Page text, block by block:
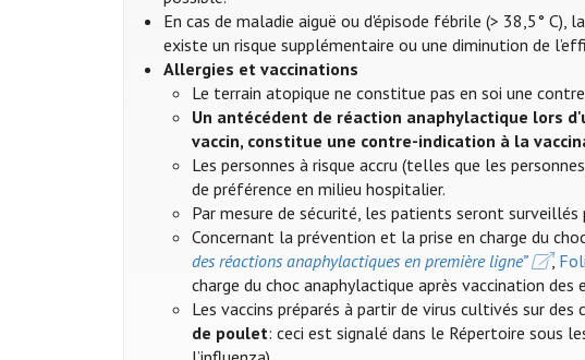
En cas de maladie aiguë ou d'épisode fébrile (> 38,5°
existe un risque supplémentaire ou une diminution de
Allergies et vaccinations
Le terrain atopique ne constitue pas en soi une
Un antécédent de réaction anaphylactique lors
vaccin, constitue une contre-indication à la
Les personnes à risque accru (telles que les
de préférence en milieu hospitalier.
Par mesure de sécurité, les patients seront
Concernant la prévention et la prise en charge du
des réactions anaphylactiques en première ligne”
,
charge du choc anaphylactique après vaccination des
Les vaccins préparés à partir de virus cultivés sur
de poulet: ceci est signalé dans le Répertoire sous